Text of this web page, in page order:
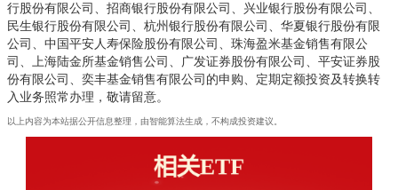
行股份有限公司、招商银行股份有限公司、兴业银行股份有限公司、
民生银行股份有限公司、杭州银行股份有限公司、华夏银行股份有限
公司、中国平安人寿保险股份有限公司、珠海盈米基金销售有限公
司、上海陆金所基金销售公司、广发证券股份有限公司、平安证券股
份有限公司、奕丰基金销售有限公司的申购、定期定额投资及转换转
入业务照常办理，敬请留意。
以上内容为本站据公开信息整理，由智能算法生成，不构成投资建议。